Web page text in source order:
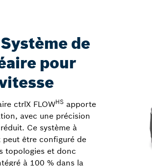
de
pour
ctrlX FLOWHS apporte
avec une précision
Ce système à
peut être configuré de
topologies et donc
à 100 % dans la